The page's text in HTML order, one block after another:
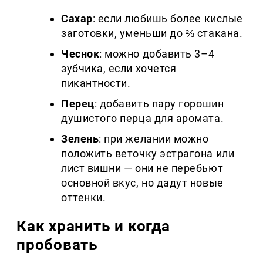
Сахар: если любишь более кислые
заготовки, уменьши до ⅔ стакана.
Чеснок: можно добавить 3–4
зубчика, если хочется
пикантности.
Перец: добавить пару горошин
душистого перца для аромата.
Зелень: при желании можно
положить веточку эстрагона или
лист вишни — они не перебьют
основной вкус, но дадут новые
оттенки.
Как хранить и когда
пробовать